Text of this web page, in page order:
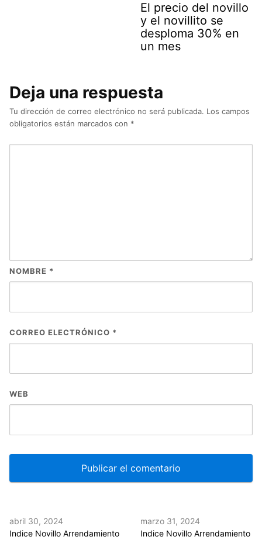
El precio del novillo
y el novillito se
desploma 30% en
un mes
Deja una respuesta
Tu dirección de correo electrónico no será publicada. Los campos
obligatorios están marcados con *
NOMBRE *
CORREO ELECTRÓNICO *
WEB
abril 30, 2024
Indice Novillo Arrendamiento
marzo 31, 2024
Indice Novillo Arrendamiento